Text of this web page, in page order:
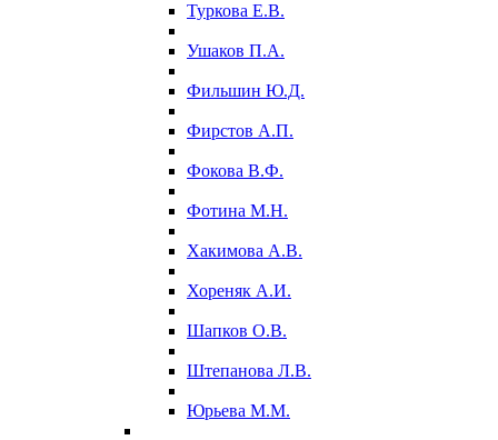
Туркова Е.В.
Ушаков П.А.
Фильшин Ю.Д.
Фирстов А.П.
Фокова В.Ф.
Фотина М.Н.
Хакимова А.В.
Хореняк А.И.
Шапков О.В.
Штепанова Л.В.
Юрьева М.М.